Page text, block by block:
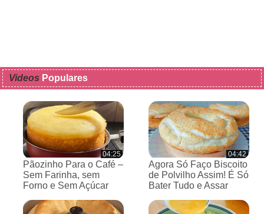
Videos Populares
04:25
Pãozinho Para o Café –
Sem Farinha, sem
Forno e Sem Açúcar
04:42
Agora Só Faço Biscoito
de Polvilho Assim! É Só
Bater Tudo e Assar